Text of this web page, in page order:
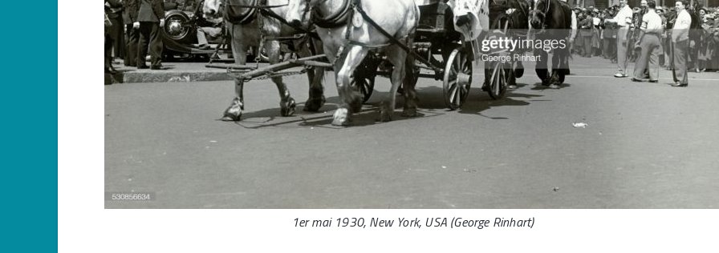
1er mai 1930, New York, USA (George Rinhart)